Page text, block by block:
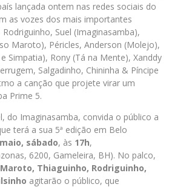
lançada ontem nas redes sociais do
as vozes dos mais importantes
Suel (Imaginasamba),
Maroto), Péricles, Anderson (Molejo),
Simpatia), Rony (Tá na Mente), Xanddy
Salgadinho, Chininha & Píncipe
a canção que projete virar um
Prime 5.
do Imaginasamba, convida o público a
terá a sua 5ª edição em Belo
sábado, às 17h,
6200, Gameleira, BH). No palco,
Thiaguinho, Rodriguinho,
agitarão o público, que